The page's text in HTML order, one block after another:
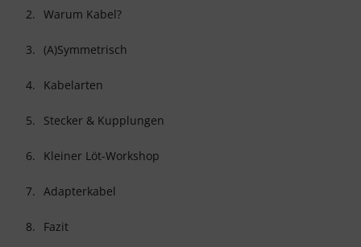
2. Warum Kabel?
3. (A)Symmetrisch
4. Kabelarten
5. Stecker & Kupplungen
6. Kleiner Löt-Workshop
7. Adapterkabel
8. Fazit